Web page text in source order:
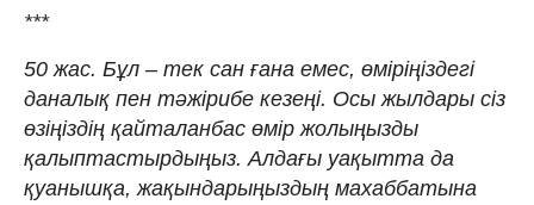
***
50 жас. Бұл – тек сан ғана емес, өміріңіздегі
даналық пен тәжірибе кезеңі. Осы жылдары сіз
өзіңіздің қайталанбас өмір жолыңызды
қалыптастырдыңыз. Алдағы уақытта да
қуанышқа, жақындарыңыздың махаббатына